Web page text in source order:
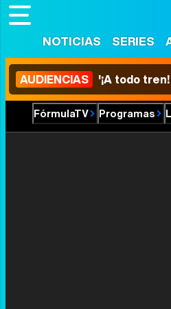
NOTICIAS SERIES
AUDIENCIAS '¡A todo
FórmulaTV Programas